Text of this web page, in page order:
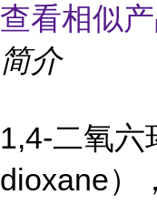
查看相似
简介
1,4-二氧六
dioxane）